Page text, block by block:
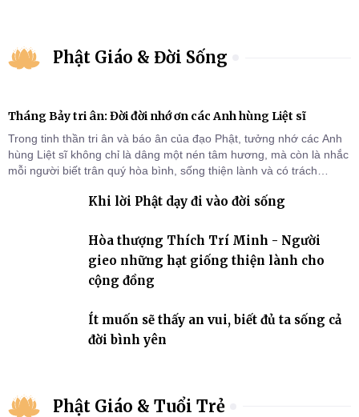
Phật Giáo & Đời Sống
Tháng Bảy tri ân: Đời đời nhớ ơn các Anh hùng Liệt sĩ
Trong tinh thần tri ân và báo ân của đạo Phật, tưởng nhớ các Anh
hùng Liệt sĩ không chỉ là dâng một nén tâm hương, mà còn là nhắc
mỗi người biết trân quý hòa bình, sống thiện lành và có trách
Khi lời Phật dạy đi vào đời sống
Hòa thượng Thích Trí Minh - Người
gieo những hạt giống thiện lành cho
cộng đồng
Ít muốn sẽ thấy an vui, biết đủ ta sống cả
đời bình yên
Phật Giáo & Tuổi Trẻ